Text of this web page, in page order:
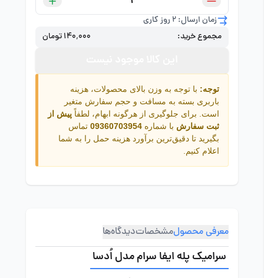
زمان ارسال: 2 روز کاری
مجموع خرید:
۱۴۰٬۰۰۰ تومان
توجه: با توجه به وزن بالای محصولات، هزینه
باربری بسته به مسافت و حجم سفارش متغیر
است. برای جلوگیری از هرگونه ابهام، لطفاً پیش از
ثبت سفارش با شماره 09360703954 تماس
بگیرید تا دقیق‌ترین برآورد هزینه حمل را به شما
اعلام کنیم.
معرفی محصولمشخصاتدیدگاه‌ها
سرامیک پله ایفا سرام مدل اُدسا